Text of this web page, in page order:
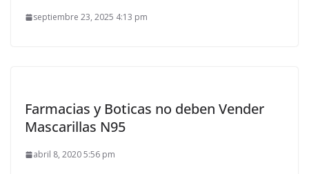
septiembre 23, 2025 4:13 pm
Farmacias y Boticas no deben Vender
Mascarillas N95
abril 8, 2020 5:56 pm